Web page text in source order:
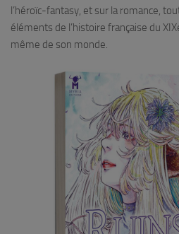
l’héroïc-fantasy, et sur la romance,
éléments de l’histoire française du
même de son monde.